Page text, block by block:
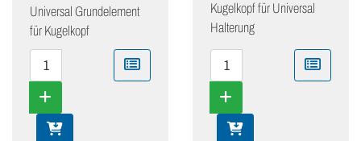
Universal Grundelement
für Kugelkopf
Kugelkopf für Universal
Halterung